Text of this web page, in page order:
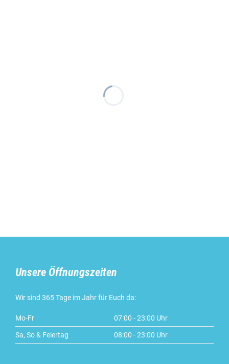
Unsere Öffnungszeiten
Wir sind 365 Tage im Jahr für Euch da:
Mo-Fr 07:00 - 23:00 Uhr
Sa, So & Feiertag 08:00 - 23:00 Uhr